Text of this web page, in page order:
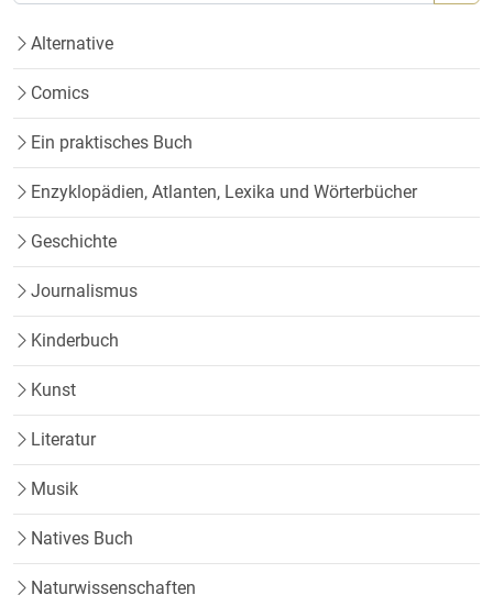
Alternative
Comics
Ein praktisches Buch
Enzyklopädien, Atlanten, Lexika und Wörterbücher
Geschichte
Journalismus
Kinderbuch
Kunst
Literatur
Musik
Natives Buch
Naturwissenschaften